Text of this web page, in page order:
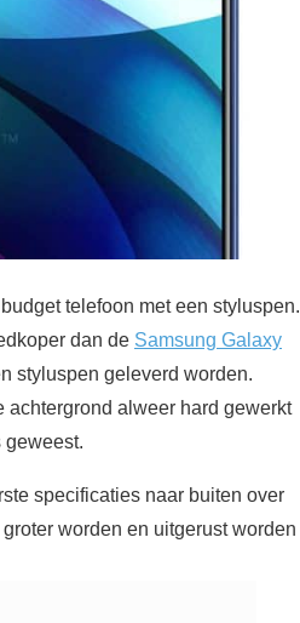
telefoon met een styluspen.
dan de Samsung Galaxy
styluspen geleverd worden.
achtergrond alweer hard gewerkt
geweest.
specificaties naar buiten over
worden en uitgerust worden